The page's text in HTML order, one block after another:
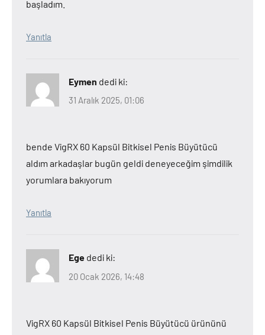
başladım.
Yanıtla
Eymen dedi ki:
31 Aralık 2025, 01:06
bende VigRX 60 Kapsül Bitkisel Penis Büyütücü
aldım arkadaşlar bugün geldi deneyeceğim şimdilik
yorumlara bakıyorum
Yanıtla
Ege dedi ki:
20 Ocak 2026, 14:48
VigRX 60 Kapsül Bitkisel Penis Büyütücü ürününü